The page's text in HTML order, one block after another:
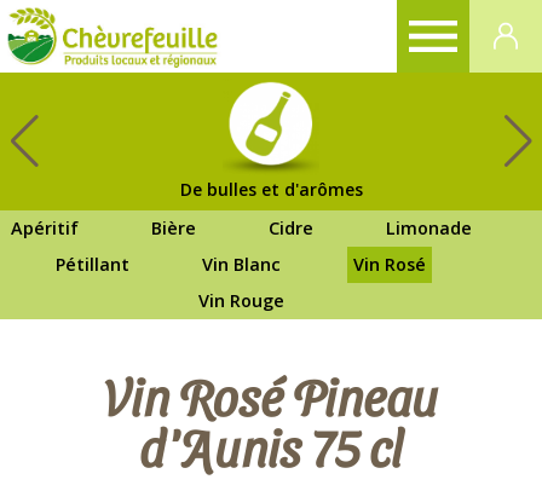
De bulles et d'arômes
Apéritif
Bière Cidre
Limonade
Pétillant
Vin Blanc
Vin Rosé
Vin Rouge
Vin Rosé Pineau
d'Aunis 75 cl